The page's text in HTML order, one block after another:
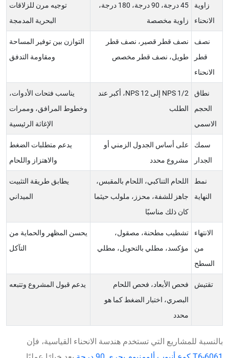
زاوية
الانحناء
45 درجة، 90 درجة، 180 درجة،
زاوية مخصصة
توجيه مرن للزلاقات
البحرية المدمجة
نصف
قطر
الانحناء
نصف قطر قصير، نصف قطر
طويل، نصف قطر مخصص
التوازن بين توفير المساحة
ومقاومة التدفق
نطاق
الحجم
الاسمي
NPS 1/2 إلى NPS 12، أكبر عند
الطلب
يناسب فتحات الأدوات،
وخطوط المرافق، وممرات
الإغاثة الرئيسية
سمك
الجدار
على أساس الجدول الزمني أو
مشروع محدد
يدعم متطلبات الضغط
والاهتزاز واللحام
نمط
النهاية
اللحام التناكبي، اللحام بالمقبس،
جاهز للشفة، محزز، ملولب حيثما
كان ذلك مناسبًا
يطابق طريقة التثبيت
الميداني
الانتهاء
من
السطح
تشطيب مطحنة، مصقول،
مؤكسد، مطلي بالتحويل، مطلي
يحسن المظهر والحماية من
التآكل
تقتيش
فحص الأبعاد، فحص اللحام
البصري، اختبار الضغط كما هو
محدد
يدعم قبول المشروع وتتبعه
بالنسبة للمشاريع التي تستخدم هندسة الانحناء القياسية، فإن